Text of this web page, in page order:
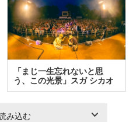
「まじ一生忘れないと思
う、この光景」スガ シカオ
と…
み込む